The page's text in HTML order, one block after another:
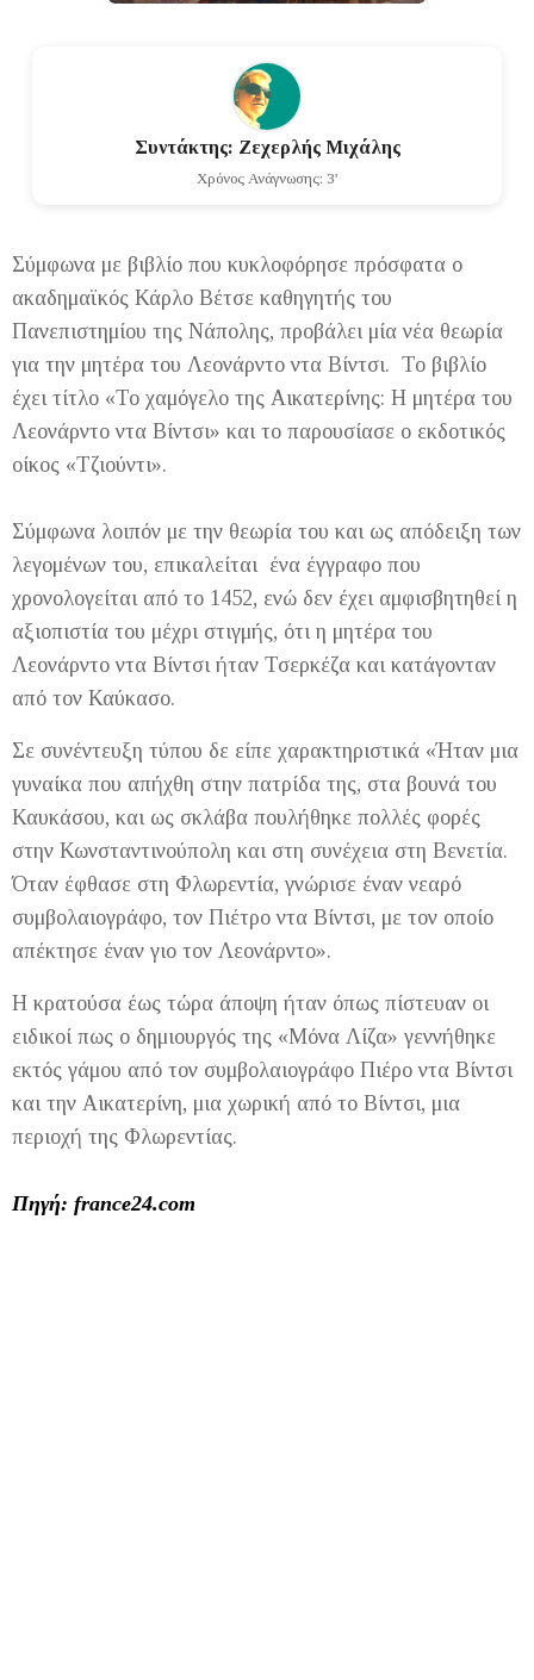
Συντάκτης: Ζεχερλής Μιχάλης
Χρόνος Ανάγνωσης: 3'
Σύμφωνα με βιβλίο που κυκλοφόρησε πρόσφατα ο
ακαδημαϊκός Κάρλο Βέτσε καθηγητής του
Πανεπιστημίου της Νάπολης, προβάλει μία νέα θεωρία
για την μητέρα του Λεονάρντο ντα Βίντσι. Το βιβλίο
έχει τίτλο «Το χαμόγελο της Αικατερίνης: Η μητέρα του
Λεονάρντο ντα Βίντσι» και το παρουσίασε ο εκδοτικός
οίκος «Τζιούντι».
Σύμφωνα λοιπόν με την θεωρία του και ως απόδειξη των
λεγομένων του, επικαλείται ένα έγγραφο που
χρονολογείται από το 1452, ενώ δεν έχει αμφισβητηθεί η
αξιοπιστία του μέχρι στιγμής, ότι η μητέρα του
Λεονάρντο ντα Βίντσι ήταν Τσερκέζα και κατάγονταν
από τον Καύκασο.
Σε συνέντευξη τύπου δε είπε χαρακτηριστικά «Ήταν μια
γυναίκα που απήχθη στην πατρίδα της, στα βουνά του
Καυκάσου, και ως σκλάβα πουλήθηκε πολλές φορές
στην Κωνσταντινούπολη και στη συνέχεια στη Βενετία.
Όταν έφθασε στη Φλωρεντία, γνώρισε έναν νεαρό
συμβολαιογράφο, τον Πιέτρο ντα Βίντσι, με τον οποίο
απέκτησε έναν γιο τον Λεονάρντο».
Η κρατούσα έως τώρα άποψη ήταν όπως πίστευαν οι
ειδικοί πως ο δημιουργός της «Μόνα Λίζα» γεννήθηκε
εκτός γάμου από τον συμβολαιογράφο Πιέρο ντα Βίντσι
και την Αικατερίνη, μια χωρική από το Βίντσι, μια
περιοχή της Φλωρεντίας.
Πηγή: france24.com